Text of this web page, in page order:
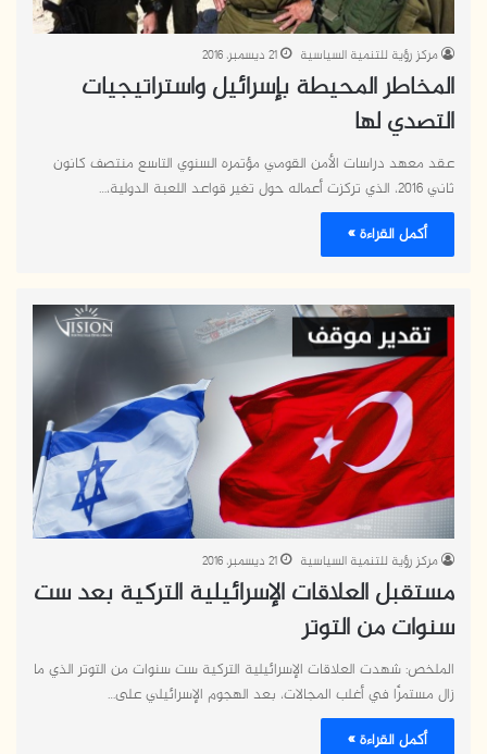
مركز رؤية للتنمية السياسية 21 ديسمبر، 2016
المخاطر المحيطة بإسرائيل واستراتيجيات
التصدي لها
عقد معهد دراسات الأمن القومي مؤتمره السنوي التاسع منتصف كانون
ثاني 2016، الذي تركزت أعماله حول تغير قواعد اللعبة الدولية،…
أكمل القراءة »
مركز رؤية للتنمية السياسية 21 ديسمبر، 2016
مستقبل العلاقات الإسرائيلية التركية بعد ست
سنوات من التوتر
الملخص: شهدت العلاقات الإسرائيلية التركية ست سنوات من التوتر الذي ما
زال مستمرًا في أغلب المجالات، بعد الهجوم الإسرائيلي على…
أكمل القراءة »